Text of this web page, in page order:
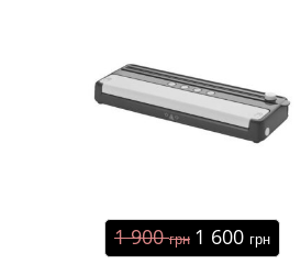
1 900грн 1 600 грн